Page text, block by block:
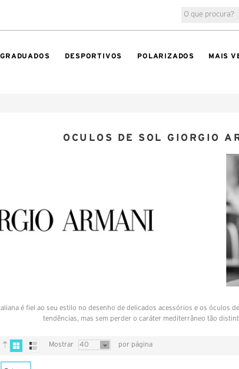
GRADUADOS DESPORTIVOS POLARIZADOS MAIS
OCULOS DE SOL GIORGIO
é fiel ao seu estilo no desenho de delicados acessórios e os óculos
tendências, mas sem perder o caráter mediterrâneo tão
Mostrar 40 por página